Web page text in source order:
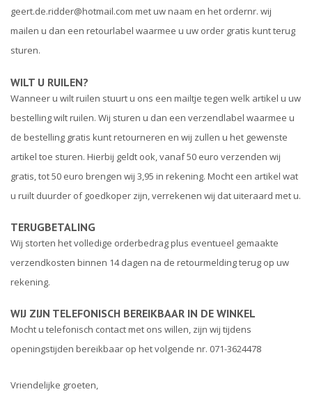
geert.de.ridder@hotmail.com met uw naam en het ordernr. wij
mailen u dan een retourlabel waarmee u uw order gratis kunt terug
sturen.
WILT U RUILEN?
Wanneer u wilt ruilen stuurt u ons een mailtje tegen welk artikel u uw
bestelling wilt ruilen. Wij sturen u dan een verzendlabel waarmee u
de bestelling gratis kunt retourneren en wij zullen u het gewenste
artikel toe sturen. Hierbij geldt ook, vanaf 50 euro verzenden wij
gratis, tot 50 euro brengen wij 3,95 in rekening. Mocht een artikel wat
u ruilt duurder of goedkoper zijn, verrekenen wij dat uiteraard met u.
TERUGBETALING
Wij storten het volledige orderbedrag plus eventueel gemaakte
verzendkosten binnen 14 dagen na de retourmelding terug op uw
rekening.
WIJ ZIJN TELEFONISCH BEREIKBAAR IN DE WINKEL
Mocht u telefonisch contact met ons willen, zijn wij tijdens
openingstijden bereikbaar op het volgende nr. 071-3624478
Vriendelijke groeten,